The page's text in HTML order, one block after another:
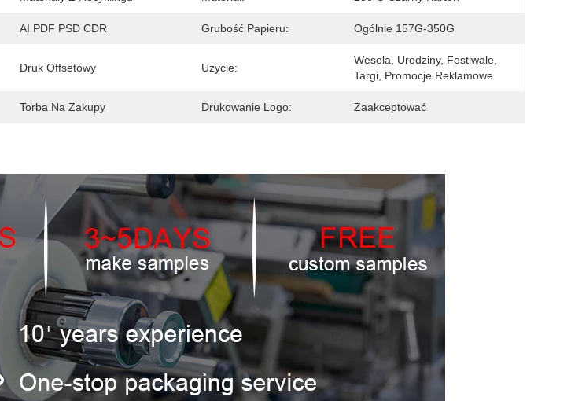
AI PDF PSD CDR Grubość Papieru: Ogólnie 157G-350G
Druk Offsetowy Użycie:
Wesela, Urodziny, Festiwale,
Targi, Promocje Reklamowe
Torba Na Zakupy Drukowanie Logo: Zaakceptować